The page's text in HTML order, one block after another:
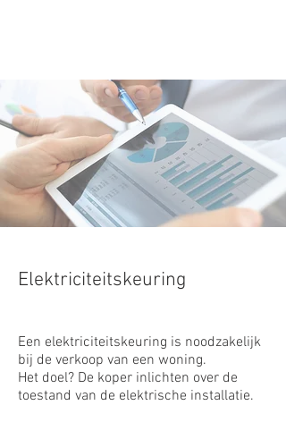
Elektriciteitskeuring
Een elektriciteitskeuring is noodzakelijk
bij de verkoop van een woning.
Het doel? De koper inlichten over de
toestand van de elektrische installatie.